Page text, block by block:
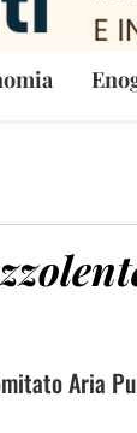
Aria